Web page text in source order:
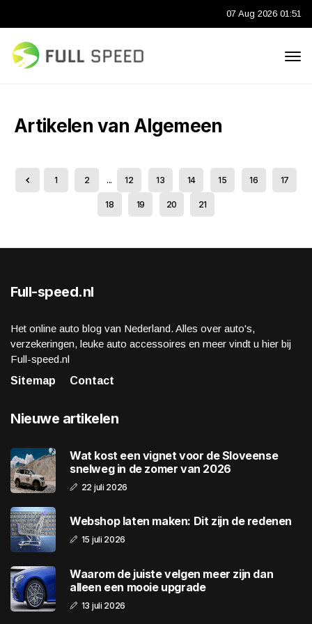
07 Aug 2026 01:51
Artikelen van Algemeen
1 2 ... 12 13 14 15 16 17
18 19 20 21
Full-speed.nl
Het online auto blog van Nederland. Alles over auto's,
verzekeringen, leuke auto accessoires en meer vindt u hier bij
Full-speed.nl
Sitemap
Contact
Nieuwe artikelen
Wat kost een vignet voor de Sloveense
snelweg in de zomer van 2026
22 juli 2026
Webshop laten maken: Dit zijn de redenen
15 juli 2026
Waarom de juiste velgen meer zijn dan
alleen een mooie upgrade
13 juli 2026